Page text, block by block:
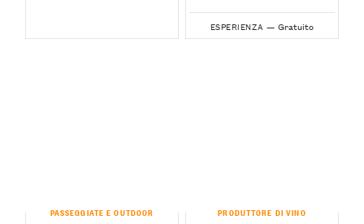
ESPERIENZA — Gratuito
PASSEGGIATE E OUTDOOR PRODUTTORE DI VINO